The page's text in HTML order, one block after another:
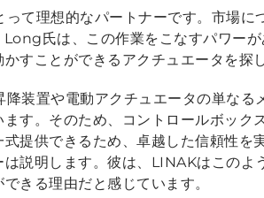
って理想的なパートナーです。市場
氏は、この作業をこなすパワーが
すことができるアクチュエータを探
降装置や電動アクチュエータの単な
ます。そのため、コントロールボック
式提供できるため、卓越した信頼性
は説明します。彼は、LINAKはこの
きる理由だと感じています。